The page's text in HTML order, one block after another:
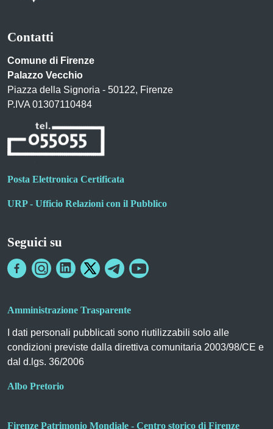
Contatti
Comune di Firenze
Palazzo Vecchio
Piazza della Signoria - 50122, Firenze
P.IVA 01307110484
Posta Elettronica Certificata
URP - Ufficio Relazioni con il Pubblico
Seguici su
Amministrazione Trasparente
I dati personali pubblicati sono riutilizzabili solo alle
condizioni previste dalla direttiva comunitaria 2003/98/CE e
dal d.lgs. 36/2006
Albo Pretorio
Firenze Patrimonio Mondiale - Centro storico di Firenze